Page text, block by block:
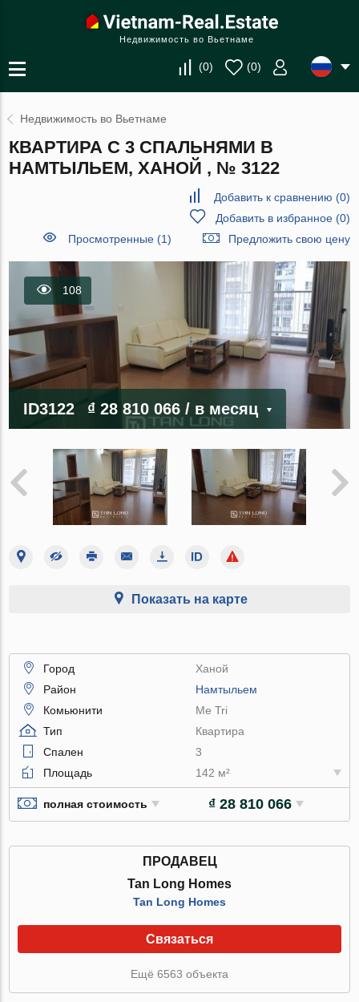
Недвижимость во Вьетнаме
(0) (0)
Недвижимость во Вьетнаме
КВАРТИРА С 3 СПАЛЬНЯМИ В
НАМТЫЛЬЕМ, ХАНОЙ , № 3122
Добавить к сравнению (0)
Добавить в избранное(0)
Просмотренные (1)
Предложить свою цену
108
ID3122 ₫ 28 810 066/ в месяц
Показать на карте
Город
Ханой
Район
Намтыльем
Комьюнити
Me Tri
Тип
Квартира
Спален
3
Площадь
142 м²
полная стоимость ₫ 28 810 066
ПРОДАВЕЦ
Tan Long Homes
Tan Long Homes
Связаться
Ещё 6563 объекта